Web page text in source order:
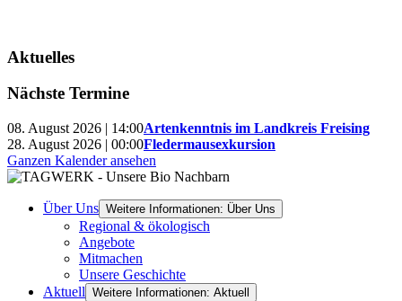
Aktuelles
Nächste Termine
08. August 2026 | 14:00Artenkenntnis im Landkreis Freising
28. August 2026 | 00:00Fledermausexkursion
Ganzen Kalender ansehen
Über Uns Weitere Informationen: Über Uns
Regional & ökologisch
Angebote
Mitmachen
Unsere Geschichte
Aktuell Weitere Informationen: Aktuell